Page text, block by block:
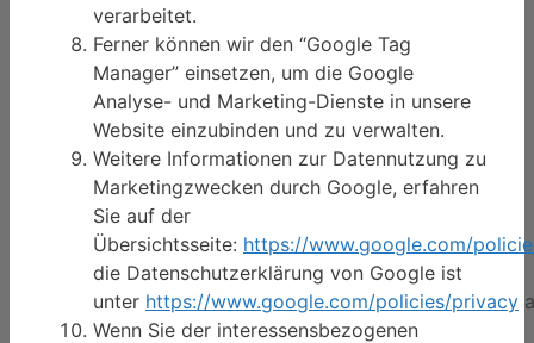
verarbeitet.
Ferner können wir den “Google Tag
Manager” einsetzen, um die Google
Analyse- und Marketing-Dienste in unsere
Website einzubinden und zu verwalten.
Weitere Informationen zur Datennutzung zu
Marketingzwecken durch Google, erfahren
Sie auf der
Übersichtsseite: https://www.google.com/
die Datenschutzerklärung von Google ist
unter https://www.google.com/policies/privacy
Wenn Sie der interessensbezogenen